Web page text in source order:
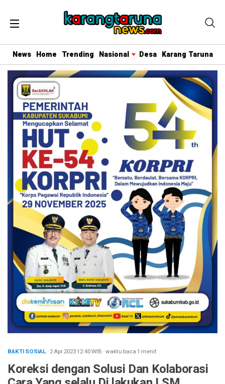
News Home Trending Nasional Desa Karang Taruna
BAKTI SOSIAL· 2 Apr 202312:40WIB ·waktu baca 1 menit
Koreksi dengan Solusi Dan Kolaborasi